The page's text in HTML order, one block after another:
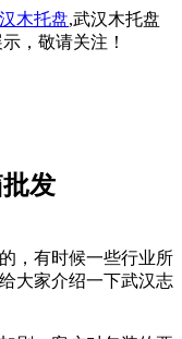
木托盘,武汉木托盘
，敬请关注！
发
，有时候一些行业所
大家介绍一下武汉志